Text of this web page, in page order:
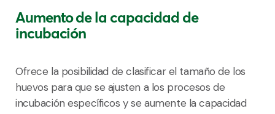
Aumento de la capacidad de
incubación
Ofrece la posibilidad de clasificar el tamaño de los
huevos para que se ajusten a los procesos de
incubación específicos y se aumente la capacidad